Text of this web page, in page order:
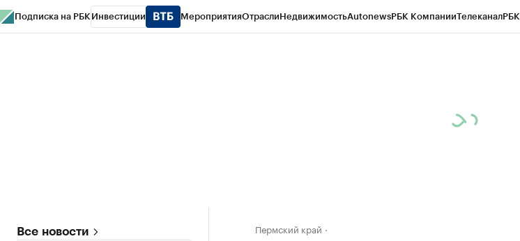
Подписка на РБК Инвестиции МероприятияОтраслиНедвижимостьAutonewsРБК КомпанииТелеканал
Все новости Пермский край